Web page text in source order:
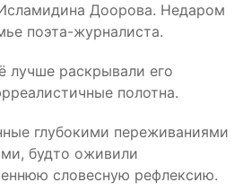
Доорова. Недаром
поэта-журналиста.
лучше раскрывали его
полотна.
глубокими переживаниями
будто оживили
словесную рефлексию.